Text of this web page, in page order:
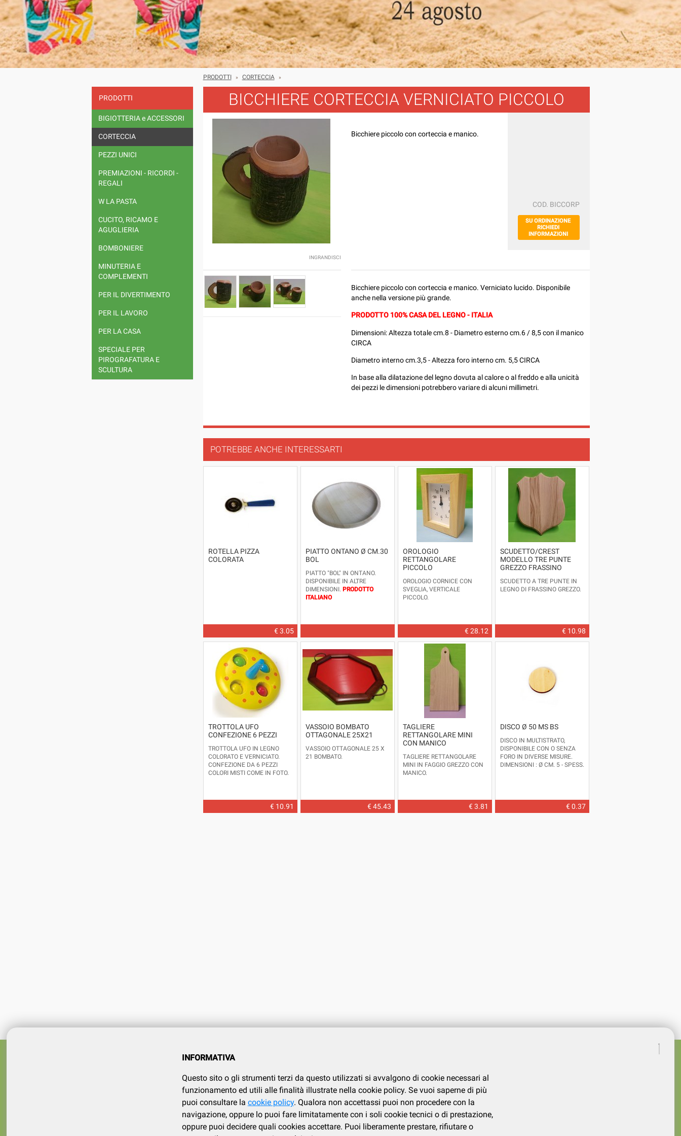
PRODOTTI
BIGIOTTERIA e ACCESSORI
CORTECCIA
PEZZI UNICI
PREMIAZIONI - RICORDI -
REGALI
W LA PASTA
CUCITO, RICAMO E
AGUGLIERIA
BOMBONIERE
MINUTERIA E
COMPLEMENTI
PER IL DIVERTIMENTO
PER IL LAVORO
PER LA CASA
SPECIALE PER
PIROGRAFATURA E
SCULTURA
PRODOTTI » CORTECCIA »
BICCHIERE CORTECCIA VERNICIATO PICCOLO
INGRANDISCI
Bicchiere piccolo con corteccia e manico.
COD. BICCORP
SU ORDINAZIONE
RICHIEDI
INFORMAZIONI
Bicchiere piccolo con corteccia e manico. Verniciato lucido. Disponibile
anche nella versione più grande.
PRODOTTO 100% CASA DEL LEGNO - ITALIA
Dimensioni: Altezza totale cm.8 - Diametro esterno cm.6 / 8,5 con il manico
CIRCA
Diametro interno cm.3,5 - Altezza foro interno cm. 5,5 CIRCA
In base alla dilatazione del legno dovuta al calore o al freddo e alla unicità
dei pezzi le dimensioni potrebbero variare di alcuni millimetri.
POTREBBE ANCHE INTERESSARTI
ROTELLA PIZZA
COLORATA
€ 3.05
PIATTO ONTANO Ø CM.30
BOL
PIATTO "BOL" IN ONTANO.
DISPONIBILE IN ALTRE
DIMENSIONI. PRODOTTO
ITALIANO
OROLOGIO
RETTANGOLARE
PICCOLO
OROLOGIO CORNICE CON
SVEGLIA, VERTICALE
PICCOLO.
€ 28.12
SCUDETTO/CREST
MODELLO TRE PUNTE
GREZZO FRASSINO
SCUDETTO A TRE PUNTE IN
LEGNO DI FRASSINO GREZZO.
€ 10.98
TROTTOLA UFO
CONFEZIONE 6 PEZZI
TROTTOLA UFO IN LEGNO
COLORATO E VERNICIATO.
CONFEZIONE DA 6 PEZZI
COLORI MISTI COME IN FOTO.
DIMENSIONI: ALTEZZA CM. 4,5
- DIAMETRO CM.5 CIRCA
€ 10.91
VASSOIO BOMBATO
OTTAGONALE 25X21
VASSOIO OTTAGONALE 25 X
21 BOMBATO.
€ 45.43
TAGLIERE
RETTANGOLARE MINI
CON MANICO
TAGLIERE RETTANGOLARE
MINI IN FAGGIO GREZZO CON
MANICO.
€ 3.81
DISCO Ø 50 MS BS
DISCO IN MULTISTRATO,
DISPONIBILE CON O SENZA
FORO IN DIVERSE MISURE.
DIMENSIONI : Ø CM. 5 - SPESS.
€ 0.37
SERVIZIO CLIENTI
Contatti
Privacy
Cookies policy
INFORMATIVA
Questo sito o gli strumenti terzi da questo utilizzati si avvalgono di cookie necessari al
funzionamento ed utili alle finalità illustrate nella cookie policy. Se vuoi saperne di più
puoi consultare la cookie policy. Qualora non accettassi puoi non procedere con la
navigazione, oppure lo puoi fare limitatamente con i soli cookie tecnici o di prestazione,
oppure puoi decidere quali cookies accettare. Puoi liberamente prestare, rifiutare o